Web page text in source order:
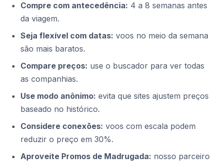
Compre com antecedência: 4 a 8 semanas antes
da viagem.
Seja flexível com datas: voos no meio da semana
são mais baratos.
Compare preços: use o buscador para ver todas
as companhias.
Use modo anônimo: evita que sites ajustem preços
baseado no histórico.
Considere conexões: voos com escala podem
reduzir o preço em 30%.
Aproveite Promos de Madrugada: nosso parceiro